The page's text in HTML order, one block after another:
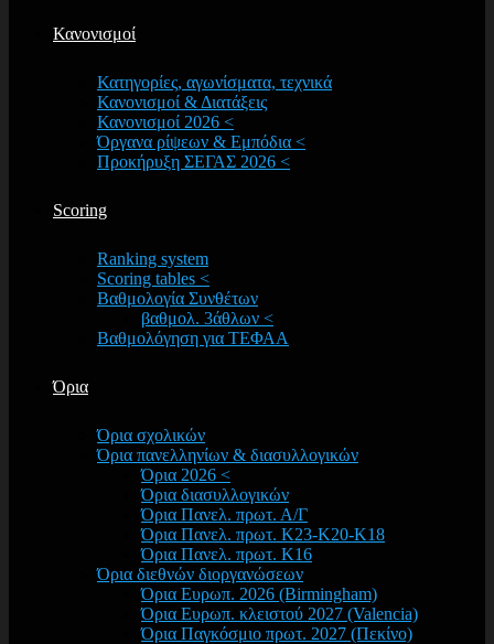
Κανονισμοί
Κατηγορίες, αγωνίσματα, τεχνικά
Κανονισμοί & Διατάξεις
Κανονισμοί 2026 <
Όργανα ρίψεων & Εμπόδια <
Προκήρυξη ΣΕΓΑΣ 2026 <
Scoring
Ranking system
Scoring tables <
Βαθμολογία Συνθέτων
βαθμολ. 3άθλων <
Βαθμολόγηση για ΤΕΦΑΑ
Όρια
Όρια σχολικών
Όρια πανελληνίων & διασυλλογικών
Όρια 2026 <
Όρια διασυλλογικών
Όρια Πανελ. πρωτ. Α/Γ
Όρια Πανελ. πρωτ. Κ23-Κ20-Κ18
Όρια Πανελ. πρωτ. Κ16
Όρια διεθνών διοργανώσεων
Όρια Ευρωπ. 2026 (Birmingham)
Όρια Ευρωπ. κλειστού 2027 (Valencia)
Όρια Παγκόσμιο πρωτ. 2027 (Πεκίνο)